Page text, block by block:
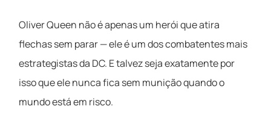
Oliver Queen não é apenas um herói que atira
flechas sem parar — ele é um dos combatentes mais
estrategistas da DC. E talvez seja exatamente por
isso que ele nunca fica sem munição quando o
mundo está em risco.